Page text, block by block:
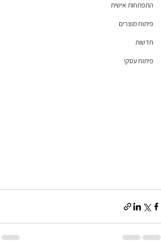
התפתחות אישית
פיתוח מוצרים
חדשות
פיתוח עסקי